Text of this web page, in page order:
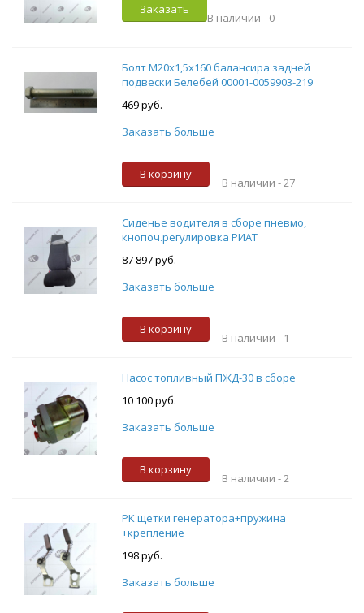
Заказать
В наличии - 0
Болт М20х1,5х160 балансира задней
подвески Белебей 00001-0059903-219
469 руб.
Заказать больше
В корзину
В наличии -27
Сиденье водителя в сборе пневмо,
кнопоч.регулировка РИАТ
87 897 руб.
Заказать больше
В корзину
В наличии - 1
Насос топливный ПЖД-30 в сборе
10 100 руб.
Заказать больше
В корзину
В наличии -2
РК щетки генератора+пружина
+крепление
198 руб.
Заказать больше